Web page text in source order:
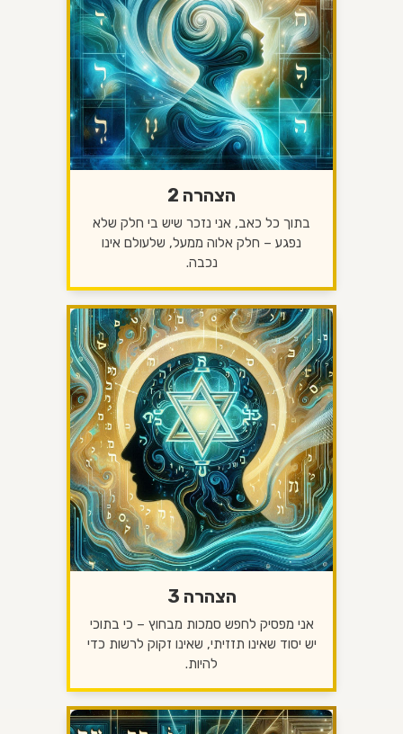
הצהרה 2
בתוך כל כאב, אני נזכר שיש בי חלק שלא
נפגע – חלק אלוה ממעל, שלעולם אינו
נכבה.
הצהרה 3
אני מפסיק לחפש סמכות מבחוץ – כי בתוכי
יש יסוד שאינו תזזיתי, שאינו זקוק לרשות כדי
להיות.